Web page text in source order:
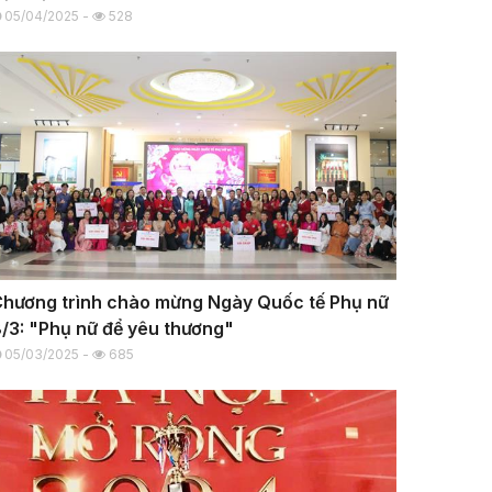
05/04/2025 - 528
trình chào mừng Ngày Quốc tế Phụ nữ
3: "Phụ nữ để yêu thương"
05/03/2025 - 685